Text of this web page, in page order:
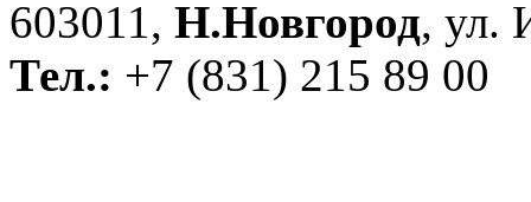
603011, Н.Новгород, ул.
Тел.: +7 (831) 215 89 00